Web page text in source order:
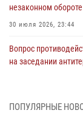
незаконном
30 июля 2026, 23:44
Вопрос
на заседании
Во Владивостоке во
ПОПУЛЯРНЫЕ